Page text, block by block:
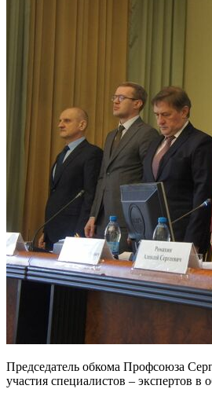
Председатель обкома Профсоюза
участия специалистов – экспертов